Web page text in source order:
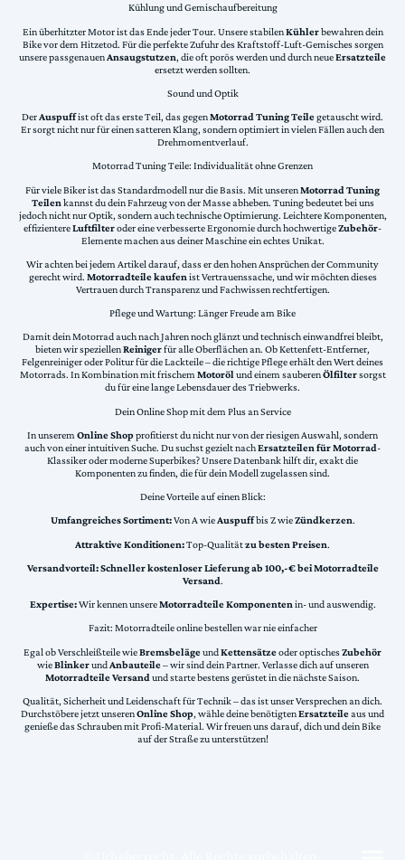
Kühlung und Gemischaufbereitung
Ein überhitzter Motor ist das Ende jeder Tour. Unsere stabilenKühlerbewahren dein
Bike vor dem Hitzetod. Für die perfekte Zufuhr des Kraftstoff-Luft-Gemisches sorgen
unsere passgenauenAnsaugstutzen, die oft porös werden und durch neueErsatzteile
ersetzt werden sollten.
Sound und Optik
DerAuspuffist oft das erste Teil, das gegenMotorrad Tuning Teilegetauscht wird.
Er sorgt nicht nur für einen satteren Klang, sondern optimiert in vielen Fällen auch den
Drehmomentverlauf.
Motorrad Tuning Teile: Individualität ohne Grenzen
Für viele Biker ist das Standardmodell nur die Basis. Mit unserenMotorrad Tuning
Teilen kannst du dein Fahrzeug von der Masse abheben. Tuning bedeutet bei uns
jedoch nicht nur Optik, sondern auch technische Optimierung. Leichtere Komponenten,
effizientereLuftfilteroder eine verbesserte Ergonomie durch hochwertigeZubehör-
Elemente machen aus deiner Maschine ein echtes Unikat.
Wir achten bei jedem Artikel darauf, dass er den hohen Ansprüchen der Community
gerecht wird. Motorradteile kaufen ist Vertrauenssache, und wir möchten dieses
Vertrauen durch Transparenz und Fachwissen rechtfertigen.
Pflege und Wartung: Länger Freude am Bike
Damit dein Motorrad auch nach Jahren noch glänzt und technisch einwandfrei bleibt,
bieten wir speziellenReinigerfür alle Oberflächen an. Ob Kettenfett-Entferner,
Felgenreiniger oder Politur für die Lackteile – die richtige Pflege erhält den Wert deines
Motorrads. In Kombination mit frischemMotorölund einem sauberenÖlfiltersorgst
du für eine lange Lebensdauer des Triebwerks.
Dein Online Shop mit dem Plus an Service
In unserem Online Shopprofitierst du nicht nur von der riesigen Auswahl, sondern
auch von einer intuitiven Suche. Du suchst gezielt nachErsatzteilen für Motorrad-
Klassiker oder moderne Superbikes? Unsere Datenbank hilft dir, exakt die
Komponenten zu finden, die für dein Modell zugelassen sind.
Deine Vorteile auf einen Blick:
Umfangreiches Sortiment:Von A wieAuspuffbis Z wieZündkerzen.
Attraktive Konditionen:Top-Qualitätzu besten Preisen.
Versandvorteil:Schneller kostenloser Lieferung ab 100,-€ bei Motorradteile
Versand.
Expertise:Wir kennen unsereMotorradteile Komponentenin- und auswendig.
Fazit: Motorradteile online bestellen war nie einfacher
Egal ob Verschleißteile wieBremsbelägeundKettensätzeoder optischesZubehör
wieBlinkerundAnbauteile– wir sind dein Partner. Verlasse dich auf unseren
Motorradteile Versand und starte bestens gerüstet in die nächste Saison.
Qualität, Sicherheit und Leidenschaft für Technik – das ist unser Versprechen an dich.
Durchstöbere jetzt unserenOnline Shop, wähle deine benötigtenErsatzteileaus und
genieße das Schrauben mit Profi-Material. Wir freuen uns darauf, dich und dein Bike
auf der Straße zu unterstützen!